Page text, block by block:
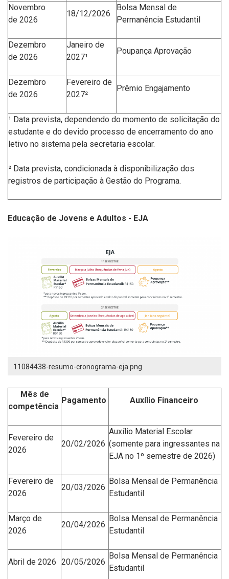
Novembro
de 2026
18/12/2026
Bolsa Mensal de
Permanência Estudantil
Dezembro
de 2026
Janeiro de
2027¹
Poupança Aprovação
Dezembro
de 2026
Fevereiro de
2027²
Prêmio Engajamento
¹ Data prevista, dependendo do momento de solicitação do
estudante e do devido processo de encerramento do ano
letivo no sistema pela secretaria escolar.
² Data prevista, condicionada à disponibilização dos
registros de participação à Gestão do Programa.
Educação de Jovens e Adultos - EJA
11084438-resumo-cronograma-eja.png
Mês de
competência
Pagamento Auxílio Financeiro
Fevereiro de
2026
20/02/2026
Auxílio Material Escolar
(somente para ingressantes na
EJA no 1º semestre de 2026)
Fevereiro de
2026
20/03/2026
Bolsa Mensal de Permanência
Estudantil
Março de
2026
20/04/2026
Bolsa Mensal de Permanência
Estudantil
Abril de 2026 20/05/2026
Bolsa Mensal de Permanência
Estudantil